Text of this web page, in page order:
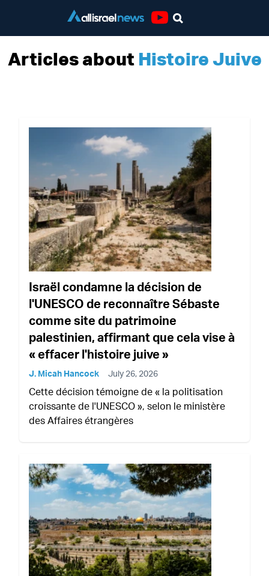
Articles about Histoire Juive
Israël condamne la décision de
l'UNESCO de reconnaître Sébaste
comme site du patrimoine
palestinien, affirmant que cela vise à
« effacer l'histoire juive »
J. Micah Hancock July 26, 2026
Cette décision témoigne de « la politisation
croissante de l'UNESCO », selon le ministère
des Affaires étrangères